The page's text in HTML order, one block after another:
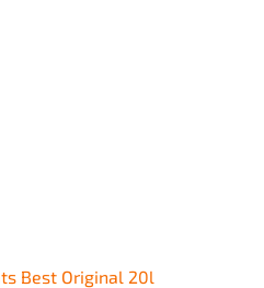
Best Original 20l